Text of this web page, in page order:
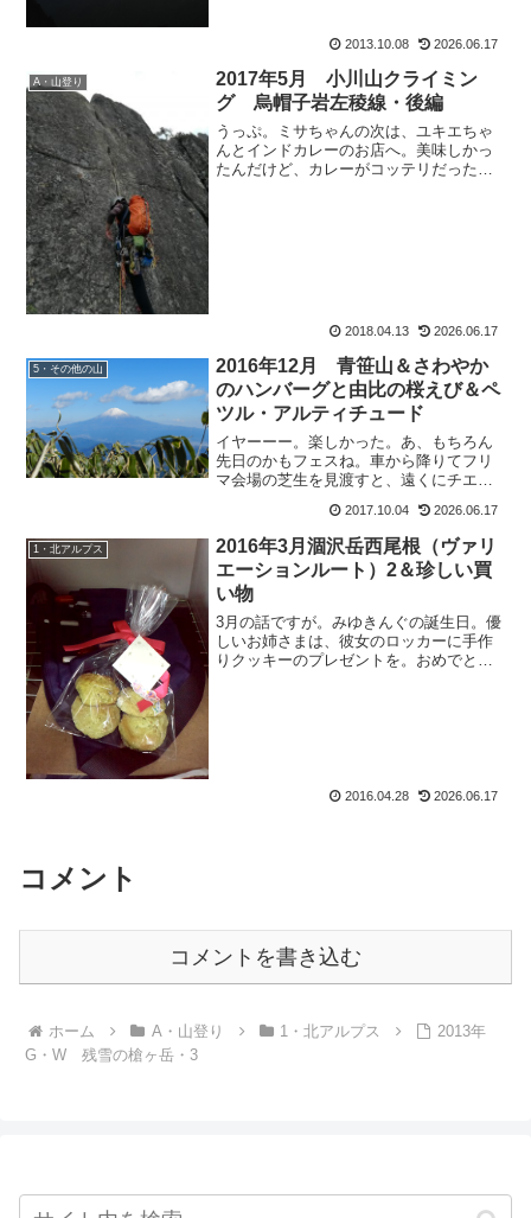
い。厳しいからこその美しさがある、冬
2013.10.08 2026.06.17
A・山登り
2017年5月 小川山クライミン
グ 烏帽子岩左稜線・後編
うっぷ。ミサちゃんの次は、ユキエちゃ
んとインドカレーのお店へ。美味しかっ
たんだけど、カレーがコッテリだったわ
2018.04.13 2026.06.17
5・その他の山
2016年12月 青笹山＆さわやか
のハンバーグと由比の桜えび＆ペ
ツル・アルティチュード
イヤーーー。楽しかった。あ、もちろん
先日のかもフェスね。車から降りてフリ
マ会場の芝生を見渡すと、遠くにチエゾ
て駆け寄ってしゃべった後、しばらくし
て気がついたイデゾウの存在。入口付近
に居たらしい。イ：「僕は...
2017.10.04 2026.06.17
1・北アルプス
2016年3月涸沢岳西尾根（ヴァリ
エーションルート）2＆珍しい買
い物
3月の話ですが。みゆきんぐの誕生日。優
しいお姉さまは、彼女のロッカーに手作
りクッキーのプレゼントを。おめでとう
2016.04.28 2026.06.17
コメント
コメントを書き込む
ホーム A・山登り 1・北アルプス
2013年
G・W 残雪の槍ヶ岳・3